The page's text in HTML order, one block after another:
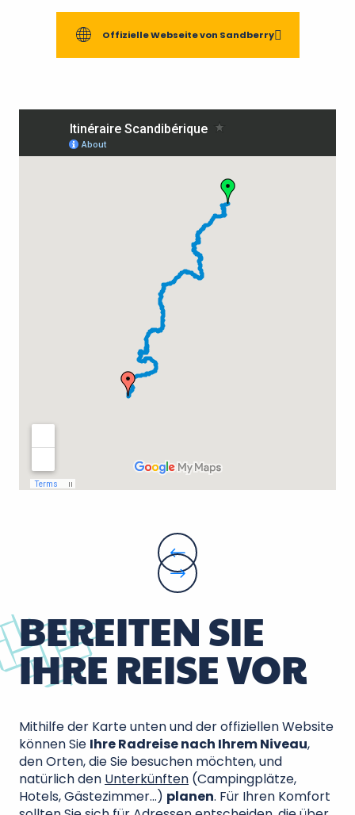
Offizielle Webseite von Sandberry
BEREITEN SIE
IHRE REISE VOR
Mithilfe der Karte unten und der offiziellen Website
können Sie Ihre Radreise nach Ihrem Niveau,
den Orten, die Sie besuchen möchten, und
natürlich den Unterkünften (Campingplätze,
Hotels, Gästezimmer…) planen. Für Ihren Komfort